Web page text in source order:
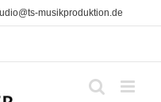
musikproduktion.de